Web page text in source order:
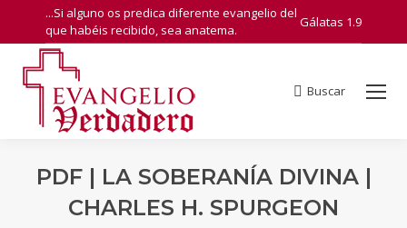
...Si alguno os predica diferente evangelio del
que habéis recibido, sea anatema.
Gálatas 1.9
Search:
Buscar
PDF | LA SOBERANÍA DIVINA |
CHARLES H. SPURGEON